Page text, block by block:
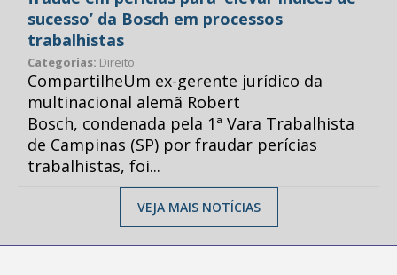
sucesso’ da Bosch em processos
trabalhistas
Categorias: Direito
CompartilheUm ex-gerente jurídico da
multinacional alemã Robert
Bosch, condenada pela 1ª Vara Trabalhista
de Campinas (SP) por fraudar perícias
trabalhistas, foi...
VEJA MAIS NOTÍCIAS